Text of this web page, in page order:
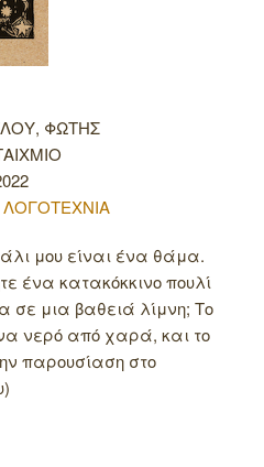
ΦΩΤΗΣ
μου είναι ένα θάμα.
ένα κατακόκκινο πουλί
μια βαθειά λίμνη; Το
νερό από χαρά, και το
παρουσίαση στο